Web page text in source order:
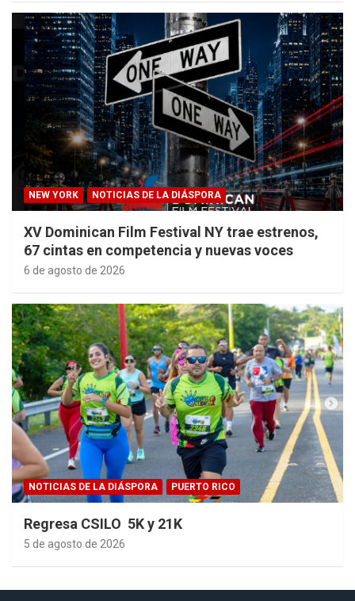
NEW YORK NOTICIAS DE LA DIÁSPORA
XV Dominican Film Festival NY trae estrenos,
67 cintas en competencia y nuevas voces
6 de agosto de 2026
NOTICIAS DE LA DIÁSPORA PUERTO RICO
Regresa CSILO 5K y 21K
5 de agosto de 2026